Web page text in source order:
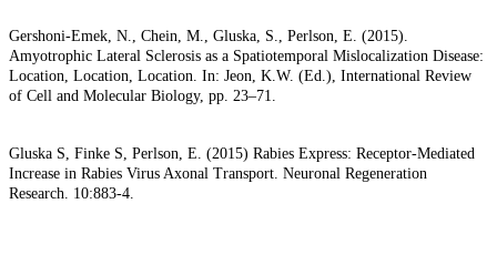
Gershoni-Emek, N., Chein, M., Gluska, S., Perlson, E. (2015).
Amyotrophic Lateral Sclerosis as a Spatiotemporal Mislocalization Disease:
Location, Location, Location. In: Jeon, K.W. (Ed.), International Review
of Cell and Molecular Biology, pp. 23–71.
Gluska S, Finke S, Perlson, E. (2015) Rabies Express: Receptor-Mediated
Increase in Rabies Virus Axonal Transport. Neuronal Regeneration
Research. 10:883-4.